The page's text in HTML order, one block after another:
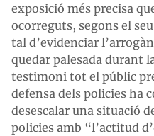
exposició més precisa
ocorreguts, segons el
tal d’evidenciar
quedar palesada durant
testimoni tot el públic
defensa dels policies ha
desescalar una situació
policies amb “l’actitud